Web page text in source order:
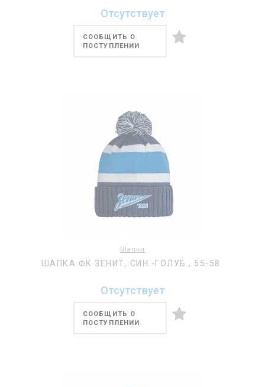
Отсутствует
СООБЩИТЬ О
ПОСТУПЛЕНИИ
Шапки
ШАПКА ФК ЗЕНИТ, СИН.-ГОЛУБ., 55-58
Отсутствует
СООБЩИТЬ О
ПОСТУПЛЕНИИ